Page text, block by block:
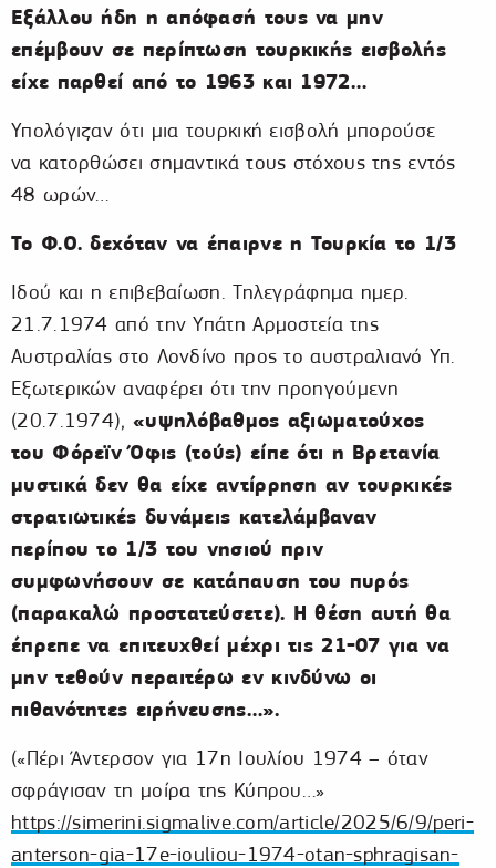
Εξάλλου ήδη η απόφασή τους να μην
επέμβουν σε περίπτωση τουρκικής εισβολής
είχε παρθεί από το 1963 και 1972…
Υπολόγιζαν ότι μια τουρκική εισβολή μπορούσε
να κατορθώσει σημαντικά τους στόχους της εντός
48 ωρών…
Το Φ.Ο. δεχόταν να έπαιρνε η Τουρκία το 1/3
Ιδού και η επιβεβαίωση. Τηλεγράφημα ημερ.
21.7.1974 από την Υπάτη Αρμοστεία της
Αυστραλίας στο Λονδίνο προς το αυστραλιανό Υπ.
Εξωτερικών αναφέρει ότι την προηγούμενη
(20.7.1974), «υψηλόβαθμος αξιωματούχος
του Φόρεϊν Όφις (τούς) είπε ότι η Βρετανία
μυστικά δεν θα είχε αντίρρηση αν τουρκικές
στρατιωτικές δυνάμεις κατελάμβαναν
περίπου το 1/3 του νησιού πριν
συμφωνήσουν σε κατάπαυση του πυρός
(παρακαλώ προστατεύσετε). Η θέση αυτή θα
έπρεπε να επιτευχθεί μέχρι τις 21-07 για να
μην τεθούν περαιτέρω εν κινδύνω οι
πιθανότητες ειρήνευσης…».
(«Πέρι Άντερσον για 17η Ιουλίου 1974 – όταν
σφράγισαν τη μοίρα της Κύπρου…»
https://simerini.sigmalive.com/article/2025/6/9/peri-
anterson-gia-17e-iouliou-1974-otan-sphragisan-